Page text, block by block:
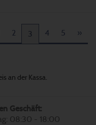
2 3 4 5 »
an der Kassa.
Geschäft:
08:30 - 18:00